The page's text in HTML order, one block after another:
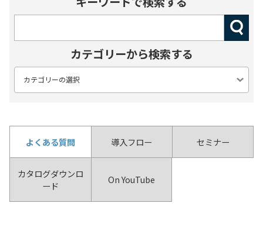
カテゴリーから検索する
よくある質問 導入フロー セミナー
カタログダウンロ
ード
On YouTube